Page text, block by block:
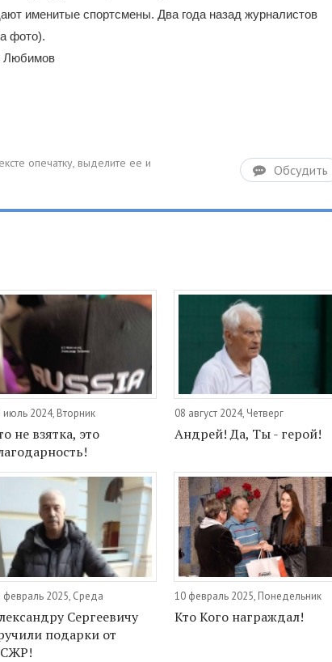
именитые спортсмены. Два года назад журналистов
фото).
Любимов
Обсудить
июль 2024, Вторник
не взятка, это
08 август 2024, Четверг
Андрей! Да, Ты - герой!
февраль 2025, Среда
Сергеевичу
подарки от
10 февраль 2025, Понедельник
Кто Кого награждал!